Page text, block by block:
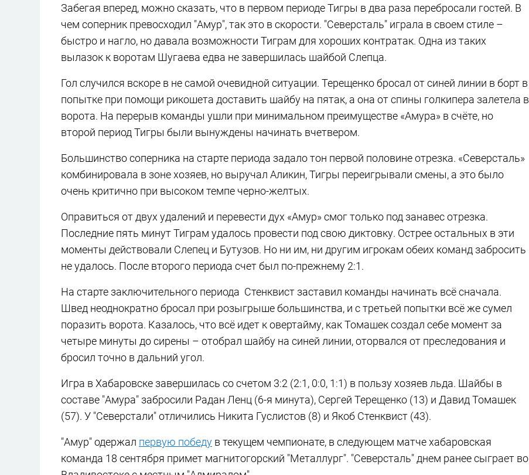
Забегая вперед, можно сказать, что в первом периоде Тигры в два раза перебросали гостей. В
чем соперник превосходил "Амур", так это в скорости. "Северсталь" играла в своем стиле –
быстро и нагло, но давала возможности Тиграм для хороших контратак. Одна из таких
вылазок к воротам Шугаева едва не завершилась шайбой Слепца.
Гол случился вскоре в не самой очевидной ситуации. Терещенко бросал от синей линии в борт в
попытке при помощи рикошета доставить шайбу на пятак, а она от спины голкипера залетела в
ворота. На перерыв команды ушли при минимальном преимуществе «Амура» в счёте, но
второй период Тигры были вынуждены начинать вчетвером.
Большинство соперника на старте периода задало тон первой половине отрезка. «Северсталь»
комбинировала в зоне хозяев, но выручал Аликин, Тигры переигрывали смены, а это было
очень критично при высоком темпе черно-желтых.
Оправиться от двух удалений и перевести дух «Амур» смог только под занавес отрезка.
Последние пять минут Тиграм удалось провести под свою диктовку. Острее остальных в эти
моменты действовали Слепец и Бутузов. Но ни им, ни другим игрокам обеих команд забросить
не удалось. После второго периода счет был по-прежнему 2:1.
На старте заключительного периода Стенквист заставил команды начинать всё сначала.
Швед неоднократно бросал при розыгрыше большинства, и с третьей попытки всё же сумел
поразить ворота. Казалось, что всё идет к овертайму, как Томашек создал себе момент за
четыре минуты до сирены – отобрал шайбу на синей линии, оторвался от преследования и
бросил точно в дальний угол.
Игра в Хабаровске завершилась со счетом 3:2 (2:1, 0:0, 1:1) в пользу хозяев льда. Шайбы в
составе "Амура" забросили Радан Ленц (6-я минута), Сергей Терещенко (13) и Давид Томашек
(57). У "Северстали" отличились Никита Гуслистов (8) и Якоб Стенквист (43).
"Амур" одержал первую победу в текущем чемпионате, в следующем матче хабаровская
команда 18 сентября примет магнитогорский "Металлург". "Северсталь" днем ранее сыграет во